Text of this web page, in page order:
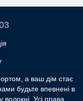
а ваш дім стає
будьте впевнені в
волокні. Усі права